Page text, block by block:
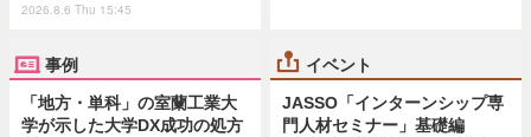
2026.8.6 Thu 15:45
事例
「地方・単科」の室蘭工業大
学が示した大学DX成功の処方
イベント
JASSO「インターンシップ専
門人材セミナー」基礎編